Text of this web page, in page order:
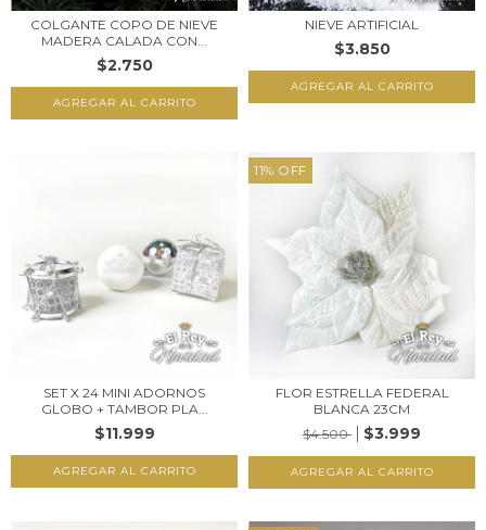
COLGANTE COPO DE NIEVE
MADERA CALADA CON...
$2.750
NIEVE ARTIFICIAL
$3.850
SET X 24 MINI ADORNOS
GLOBO + TAMBOR PLA...
$11.999
11% OFF
FLOR ESTRELLA FEDERAL
BLANCA 23CM
$4.500
$3.999